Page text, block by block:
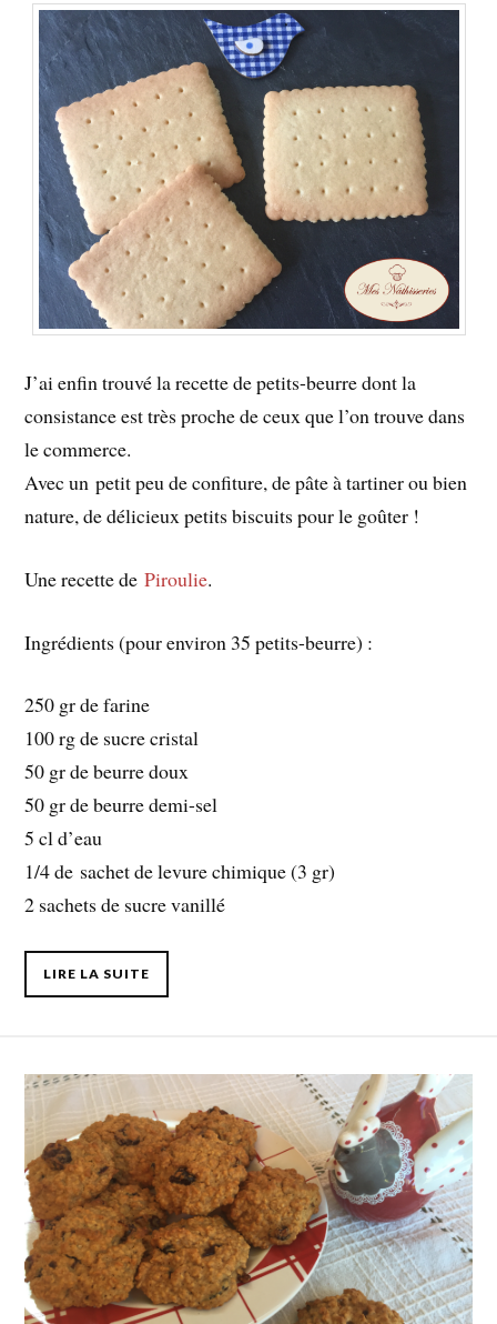
J’ai enfin trouvé la recette de petits-beurre dont la
consistance est très proche de ceux que l’on trouve dans
le commerce.
Avec un petit peu de confiture, de pâte à tartiner ou bien
nature, de délicieux petits biscuits pour le goûter !
Une recette dePiroulie.
Ingrédients (pour environ 35 petits-beurre) :
250 gr de farine
100 rg de sucre cristal
50 gr de beurre doux
50 gr de beurre demi-sel
5 cl d’eau
1/4 de sachet de levure chimique (3 gr)
2 sachets de sucre vanillé
LIRE LA SUITE